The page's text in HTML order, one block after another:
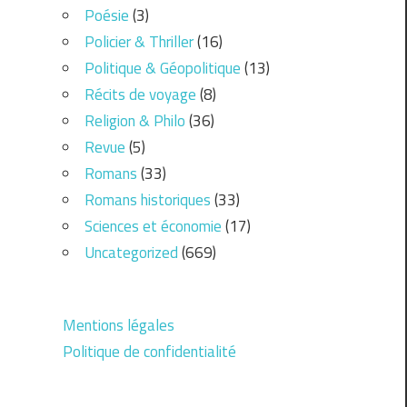
Poésie(3)
Policier & Thriller(16)
Politique & Géopolitique(13)
Récits de voyage(8)
Religion & Philo(36)
Revue(5)
Romans(33)
Romans historiques(33)
Sciences et économie(17)
Uncategorized(669)
Mentions légales
Politique de confidentialité